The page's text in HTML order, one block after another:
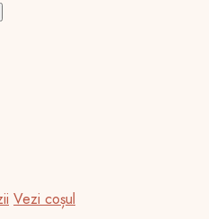
Vezi coșul